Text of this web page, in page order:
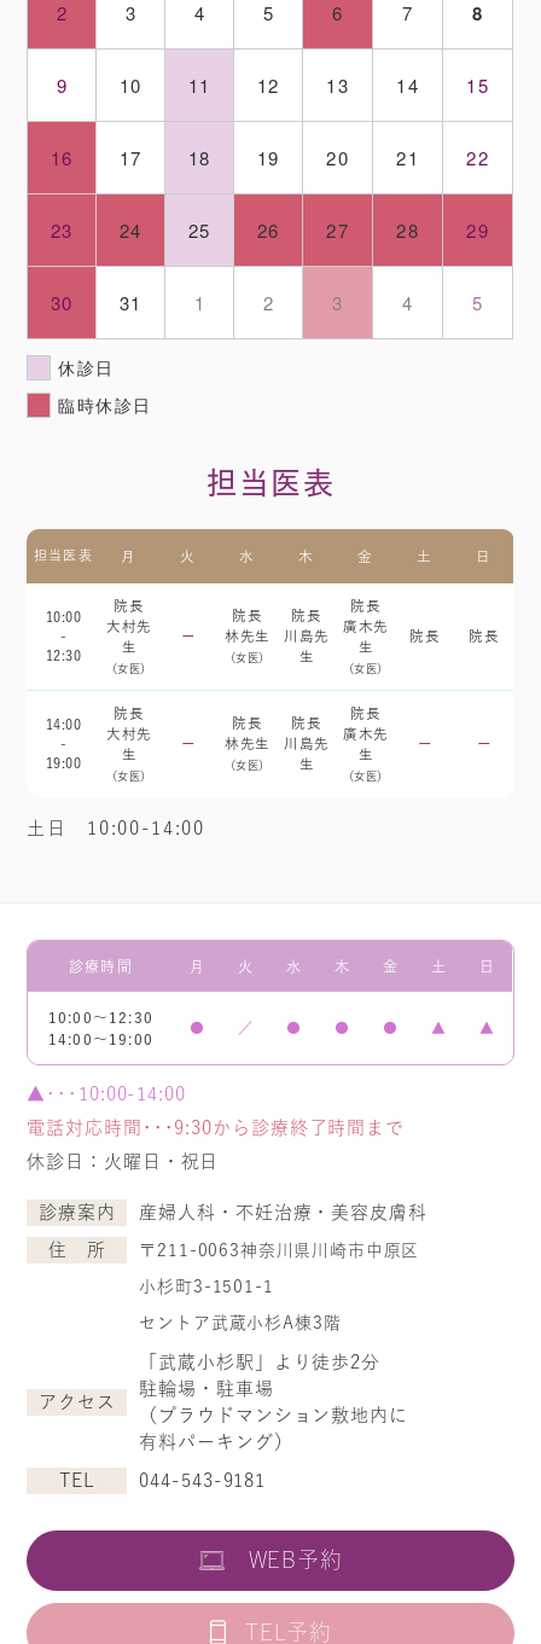
2 3 4 5 6 7 8
9 10 11 12 13 14 15
16 17 18 19 20 21 22
23 24 25 26 27 28 29
30 31 1 2 3 4 5
休診日
臨時休診日
担当医表
担当医表 月 火 水 木 金 土 日
10:00
-
12:30
院長
大村先
生
（女医）
ー
院長
林先生
（女医）
院長
川島先
生
院長
廣木先
生
（女医）
院長 院長
14:00
-
19:00
院長
大村先
生
（女医）
ー
院長
林先生
（女医）
院長
川島先
生
院長
廣木先
生
（女医）
ー ー
土日 10:00-14:00
診療時間 月 火 水 木 金 土 日
10:00〜12:30
14:00〜19:00
● ／ ● ● ● ▲ ▲
▲･･･10:00-14:00
電話対応時間･･･9:30から診療終了時間まで
休診日：火曜日・祝日
診療案内 産婦人科・不妊治療・美容皮膚科
住 所 〒211-0063神奈川県川崎市中原区
小杉町3-1501-1
セントア武蔵小杉A棟3階
アクセス
「武蔵小杉駅」より徒歩2分
駐輪場・駐車場
（プラウドマンション敷地内に
有料パーキング）
TEL 044-543-9181
WEB予約
TEL予約